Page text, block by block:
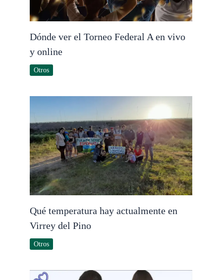
Dónde ver el Torneo Federal A en vivo
y online
Otros
Qué temperatura hay actualmente en
Virrey del Pino
Otros